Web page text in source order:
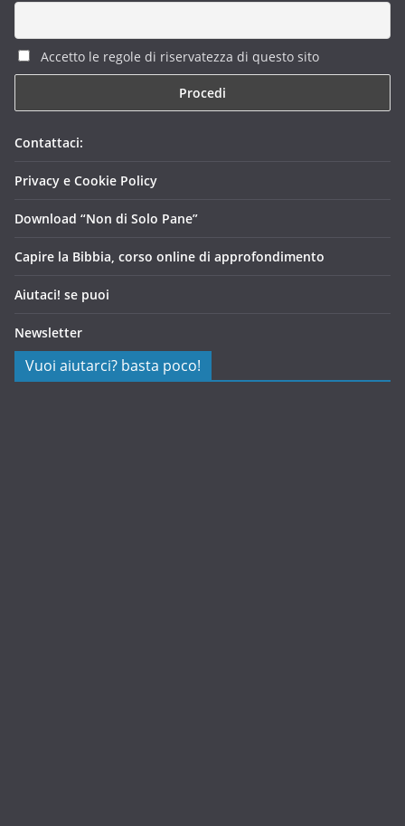
Accetto le regole di riservatezza di questo sito
Contattaci:
Privacy e Cookie Policy
Download “Non di Solo Pane”
Capire la Bibbia, corso online di approfondimento
Aiutaci! se puoi
Newsletter
Vuoi aiutarci? basta poco!